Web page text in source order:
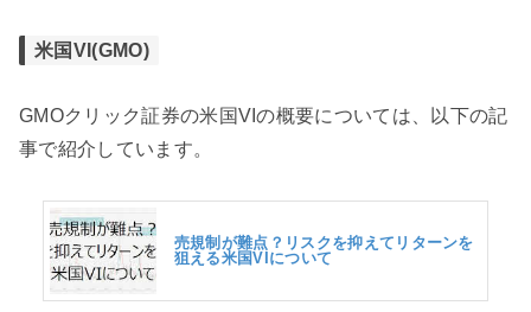
米国VI(GMO)
GMOクリック証券の米国VIの概要については、以下の記
事で紹介しています。
売規制が難点？リスクを抑えてリターンを
狙える米国VIについて